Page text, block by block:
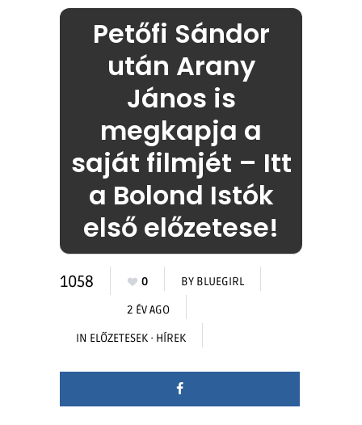
Petőfi Sándor
után Arany
János is
megkapja a
saját filmjét – Itt
a Bolond Istók
első előzetese!
1058 0 BY BLUEGIRL
2 ÉV AGO
IN ELŐZETESEK · HÍREK